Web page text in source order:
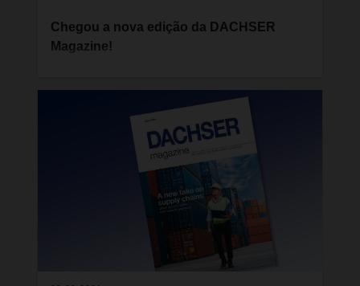
Chegou a nova edição da DACHSER
Magazine!
palavras que parecem estar em todo o lado neste
momento. À medida que o mundo se transforma
cada vez mais depressa, o ritmo da inovação e a
pressão para mudar estão a aumentar também no
campo da logística. Na última edição da revista
DACHSER, ficará a conhecer o que a nossa
empresa e os nossos clientes estão a fazer para
antecipar e abordar os problemas prementes do